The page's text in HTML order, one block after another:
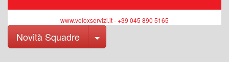
www.veloxservizi.it - +39 045 890 5165
Novità Squadre Toggle Dropdown